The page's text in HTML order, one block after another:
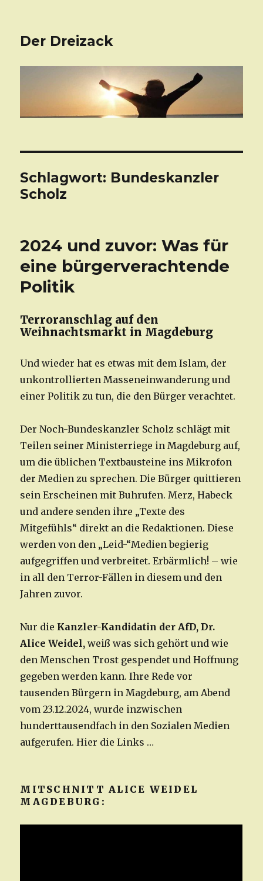
Der Dreizack
Schlagwort: Bundeskanzler
Scholz
2024 und zuvor: Was für
eine bürgerverachtende
Politik
Terroranschlag auf den
Weihnachtsmarkt in Magdeburg
Und wieder hat es etwas mit dem Islam, der
unkontrollierten Masseneinwanderung und
einer Politik zu tun, die den Bürger verachtet.
Der Noch-Bundeskanzler Scholz schlägt mit
Teilen seiner Ministerriege in Magdeburg auf,
um die üblichen Textbausteine ins Mikrofon
der Medien zu sprechen. Die Bürger quittieren
sein Erscheinen mit Buhrufen. Merz, Habeck
und andere senden ihre „Texte des
Mitgefühls“ direkt an die Redaktionen. Diese
werden von den „Leid-“Medien begierig
aufgegriffen und verbreitet. Erbärmlich! – wie
in all den Terror-Fällen in diesem und den
Jahren zuvor.
Nur die Kanzler-Kandidatin der AfD, Dr.
Alice Weidel,weiß was sich gehört und wie
den Menschen Trost gespendet und Hoffnung
gegeben werden kann. Ihre Rede vor
tausenden Bürgern in Magdeburg, am Abend
vom 23.12.2024, wurde inzwischen
hunderttausendfach in den Sozialen Medien
aufgerufen. Hier die Links …
MITSCHNITT ALICE WEIDEL
MAGDEBURG: